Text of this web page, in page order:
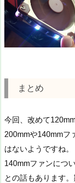
まとめ
今回、改めて
200mmや140mmフ
はないようですね。
140mmファンにつ
との話もあります